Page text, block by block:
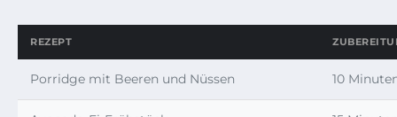
REZEPT
Porridge mit Beeren und Nüssen 10